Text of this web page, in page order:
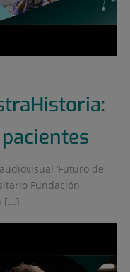
‘Futuro de
Fundación
[...]